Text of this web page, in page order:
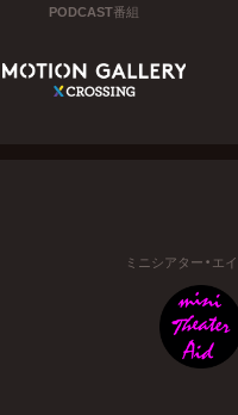
PODCAST番組
ミニシアター・エ